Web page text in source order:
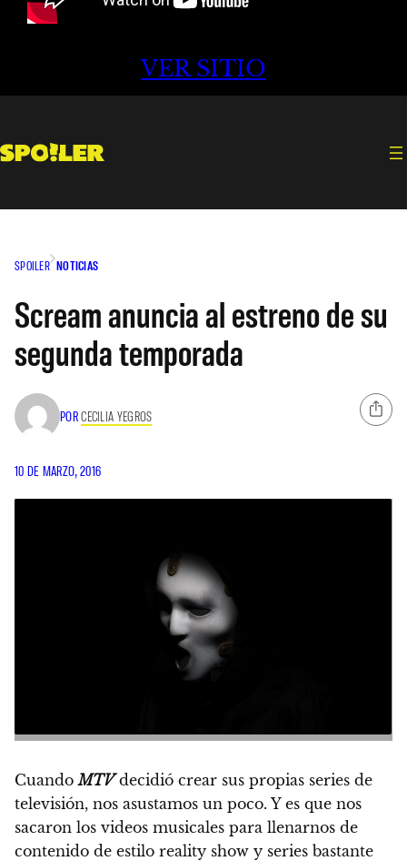
VER SITIO
SPOILER NOTICIAS
Scream anuncia al estreno de su
segunda temporada
PORCECILIA YEGROS
10 DE MARZO, 2016
CuandoMTVdecidió crear sus propias series de
televisión, nos asustamos un poco. Y es que nos
sacaron los videos musicales para llenarnos de
contenido de estilo reality show y series bastante